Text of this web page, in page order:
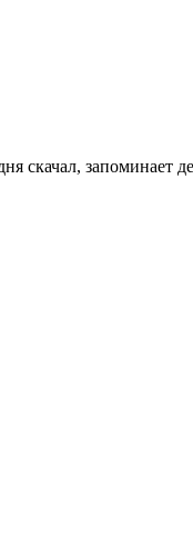
скачал, запоминает